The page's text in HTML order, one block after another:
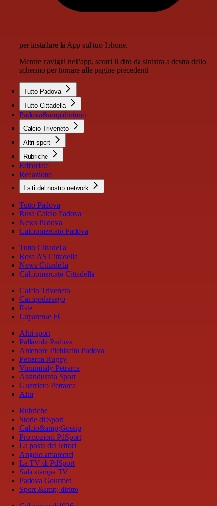
per installare la App sul tuo Iphone.
Mentre navighi nell'app, scorri il dito da sinistra a destra dello
schermo per tornare alle pagine precedenti
Tutto Padova
Tutto Cittadella
Padova&amp;dintorni
Calcio Triveneto
Altri sport
Rubriche
Editoriale
Redazione
I siti del nostro network
Tutto Padova
Rosa Calcio Padova
News Padova
Calciomercato Padova
Tutto Cittadella
Rosa AS Cittadella
News Cittadella
Calciomercato Cittadella
Calcio Triveneto
Campodarsego
Este
Luparense FC
Altri sport
Pallavolo Padova
Antenore Plebiscito Padova
Petrarca Rugby
Vinumitaly Petrarca
Assindustria Sport
Guerriero Petrarca
Altri
Rubriche
Storie di Sport
Calcio&amp;Gossip
Promozioni PdSport
La posta dei lettori
Angolo amarcord
La TV di PdSport
Sala stampa TV
Padova Gourmet
Sport &amp; diritto